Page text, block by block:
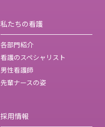
私たちの看護
各部門紹介
看護のスペシャリスト
男性看護師
先輩ナースの姿
採用情報